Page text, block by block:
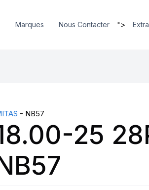
Marques Nous Contacter ">
- NB57
25